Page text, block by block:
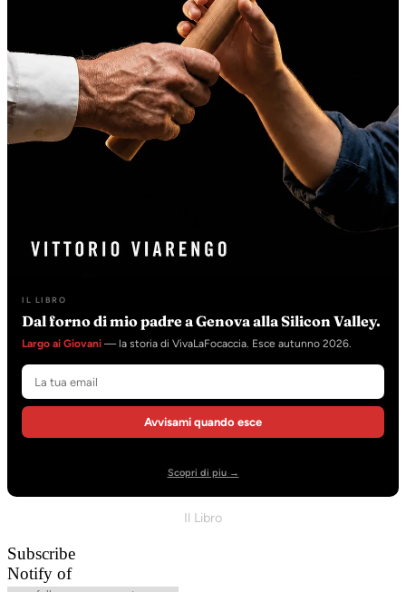
IL LIBRO
Dal forno di mio padre a Genova alla Silicon Valley.
Largo ai Giovani — la storia di VivaLaFocaccia. Esce autunno 2026.
Avvisami quando esce
Scopri di piu →
Il Libro
Subscribe
Notify of